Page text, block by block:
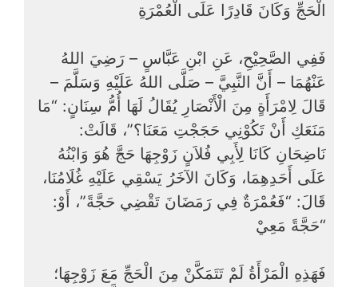
الْحَجِّ وَكَانَ قَادِرًا عَلَى الْعُمْرَةِ
فَفِي الصَّحِيْحِ، عَنِ ابْنِ عَبَّاسٍ – رَضِيَ اللهُ
عَنْهُمَا – أَنَّ النَّبِيَّ – صَلَّى اللهُ عَلَيْهِ وَسَلَّمَ –
قَالَ لِامْرَأَةٍ مِنَ الْأَنْصَارِ يُقَالُ لَهَا أُمُّ سِنَانٍ: “مَا
مَنَعَكِ أَنْ تَكُوْنِي حَجَجْتِ مَعَنَا؟”، قَالَتْ:
نَاضِحَانِ كَانَا لِأَبِي فُلاَنٍ زَوْجِهَا حَجَّ هُوَ وَابْنُهُ
عَلَى أَحَدِهِمَا، وَكَانَ الآخَرُ يَسْقِي عَلَيْهِ غُلَامُنَا،
قَالَ: “فَعُمْرَةٌ فِي رَمَضَانَ تَقْضِي حَجَّةً”، أَوْ:
“حَجَّةً مَعِيْ
فَهَذِهِ الْمَرْأَةُ لَمْ تَتَمَكَّنْ مِنَ الْحَجِّ مَعَ زَوْجِهَا؛